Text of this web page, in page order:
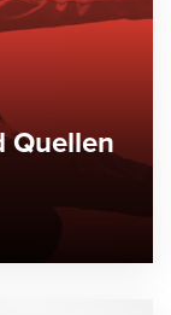
Quellen